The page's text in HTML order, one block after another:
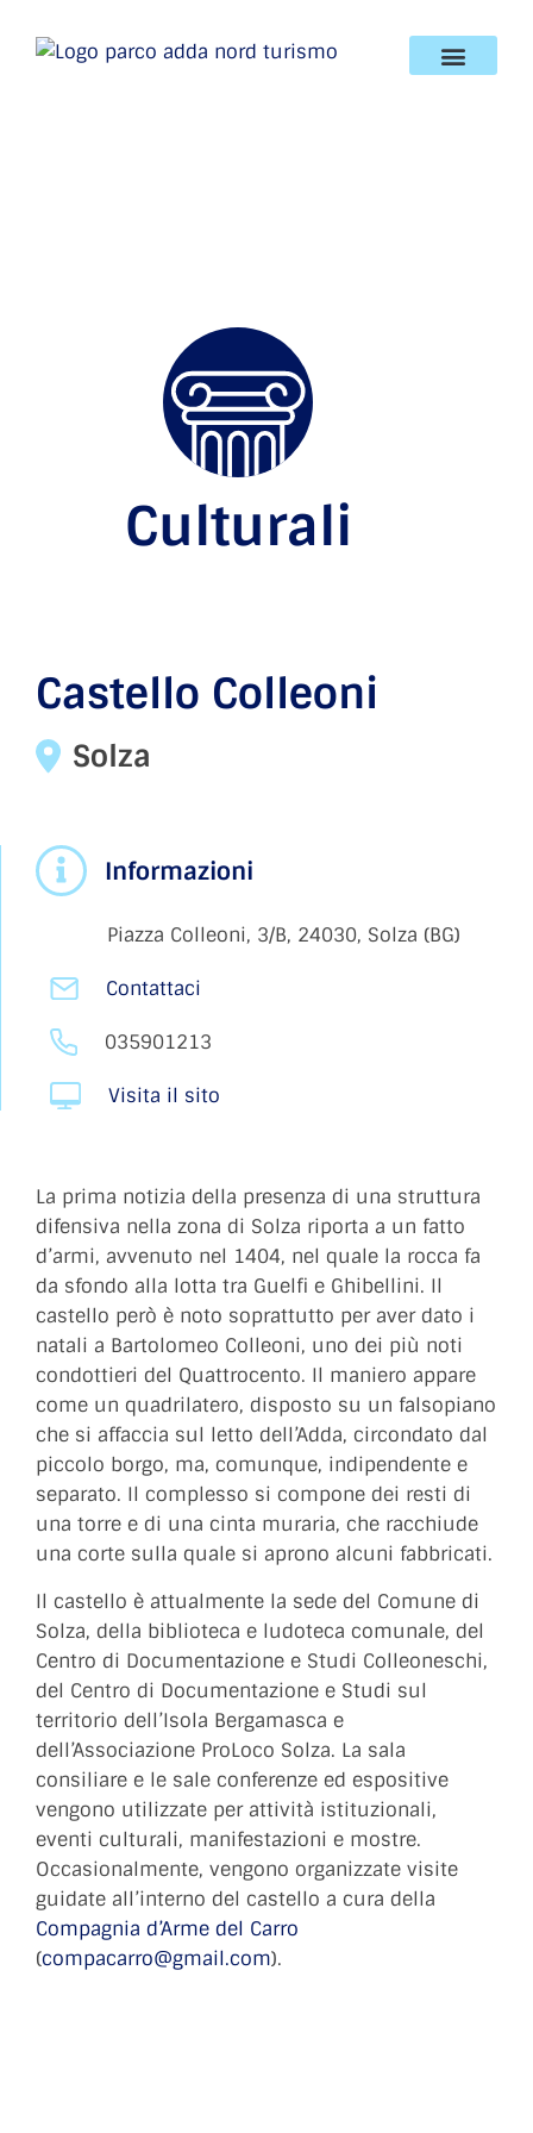
Culturali
Castello Colleoni
Solza
La prima notizia della presenza di una struttura
difensiva nella zona di Solza riporta a un fatto
d’armi, avvenuto nel 1404, nel quale la rocca fa
da sfondo alla lotta tra Guelfi e Ghibellini. Il
castello però è noto soprattutto per aver dato i
natali a Bartolomeo Colleoni, uno dei più noti
condottieri del Quattrocento. Il maniero appare
come un quadrilatero, disposto su un falsopiano
che si affaccia sul letto dell’Adda, circondato dal
piccolo borgo, ma, comunque, indipendente e
separato. Il complesso si compone dei resti di
una torre e di una cinta muraria, che racchiude
una corte sulla quale si aprono alcuni fabbricati.
Il castello è attualmente la sede del Comune di
Solza, della biblioteca e ludoteca comunale, del
Centro di Documentazione e Studi Colleoneschi,
del Centro di Documentazione e Studi sul
territorio dell’Isola Bergamasca e
dell’Associazione ProLoco Solza. La sala
consiliare e le sale conferenze ed espositive
vengono utilizzate per attività istituzionali,
eventi culturali, manifestazioni e mostre.
Occasionalmente, vengono organizzate visite
guidate all’interno del castello a cura della
Compagnia d’Arme del Carro
(compacarro@gmail.com).
Informazioni
Piazza Colleoni, 3/B, 24030, Solza (BG)
Contattaci
035901213
Visita il sito